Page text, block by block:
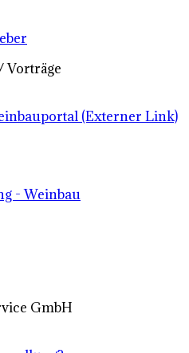
Vorträge
(Externer Link)
- Weinbau
GmbH